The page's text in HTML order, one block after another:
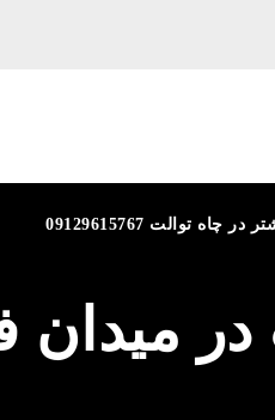
چاه توالت 09129615767
در